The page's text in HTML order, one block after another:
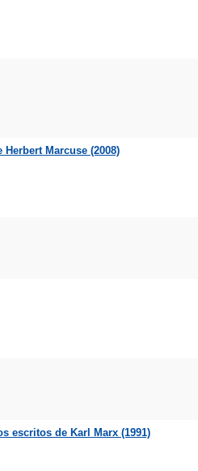
Marcuse (2008)
escritos de Karl Marx (1991)